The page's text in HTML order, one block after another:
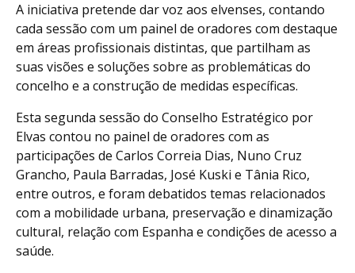
A iniciativa pretende dar voz aos elvenses, contando
cada sessão com um painel de oradores com destaque
em áreas profissionais distintas, que partilham as
suas visões e soluções sobre as problemáticas do
concelho e a construção de medidas específicas.
Esta segunda sessão do Conselho Estratégico por
Elvas contou no painel de oradores com as
participações de Carlos Correia Dias, Nuno Cruz
Grancho, Paula Barradas, José Kuski e Tânia Rico,
entre outros, e foram debatidos temas relacionados
com a mobilidade urbana, preservação e dinamização
cultural, relação com Espanha e condições de acesso a
saúde.